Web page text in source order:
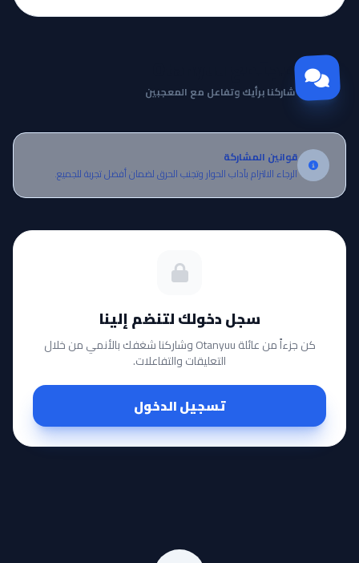
مجتمع Otanyuu
شاركنا برأيك وتفاعل مع المعجبين
قوانين المشاركة
الرجاء الالتزام بآداب الحوار وتجنب الحرق لضمان أفضل تجربة للجميع.
سجل دخولك لتنضم إلينا
كن جزءاً من عائلة Otanyuu وشاركنا شغفك بالأنمي من خلال
التعليقات والتفاعلات.
تسجيل الدخول